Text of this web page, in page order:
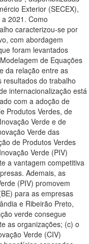
Exterior (SECEX),
2021. Como
caracterizou-se por
com abordagem
foram levantados
de Equações
da relação entre as
resultados do trabalho
internacionalização está
com a adoção de
Produtos Verdes, de
Verde e de
Verde das
de Produtos Verdes
Verde (PIV)
a vantagem competitiva
Ademais, as
(PIV) promovem
para as empresas
e Ribeirão Preto,
verde consegue
as organizações; (c) o
Verde (CIV)